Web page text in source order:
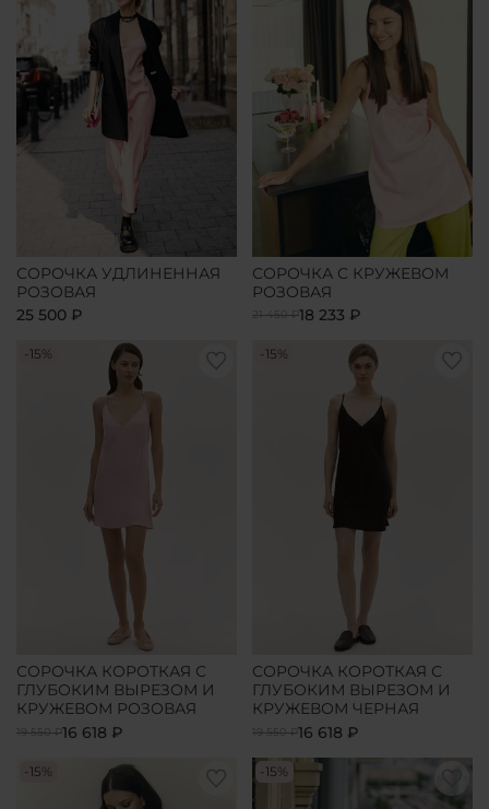
СОРОЧКА УДЛИНЕННАЯ
РОЗОВАЯ
25 500 ₽
СОРОЧКА С КРУЖЕВОМ
РОЗОВАЯ
21 450 ₽18 233 ₽
-15%
СОРОЧКА КОРОТКАЯ С
ГЛУБОКИМ ВЫРЕЗОМ И
КРУЖЕВОМ РОЗОВАЯ
19 550 ₽16 618 ₽
-15%
СОРОЧКА КОРОТКАЯ С
ГЛУБОКИМ ВЫРЕЗОМ И
КРУЖЕВОМ ЧЕРНАЯ
19 550 ₽16 618 ₽
-15% -15%